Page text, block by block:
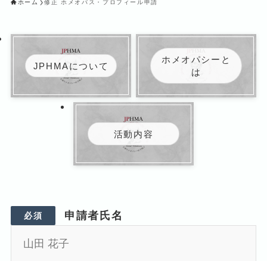
ホーム 修正 ホメオパス・プロフィール申請
JPHMAについて
ホメオパシーと
は
活動内容
必須 申請者氏名